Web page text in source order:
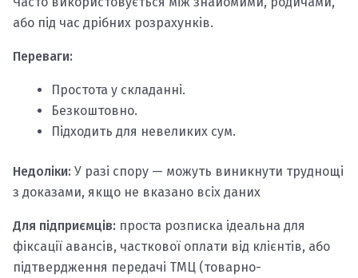
або під час дрібних розрахунків.
Переваги:
Простота у складанні.
Безкоштовно.
Підходить для невеликих сум.
Недоліки: У разі спору — можуть виникнути труднощі
з доказами, якщо не вказано всіх даних
Для підприємців: проста розписка ідеальна для
фіксації авансів, часткової оплати від клієнтів, або
підтвердження передачі ТМЦ (товарно-